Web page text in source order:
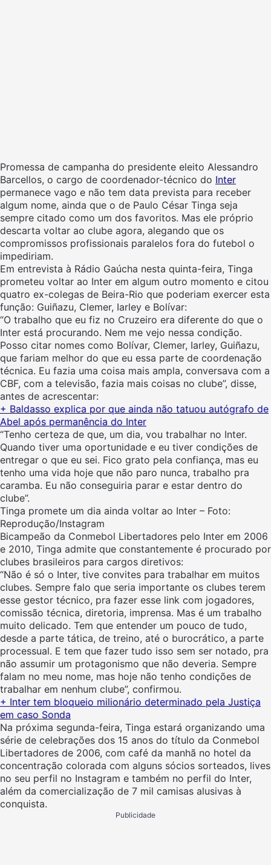
Promessa de campanha do presidente eleito Alessandro
Barcellos, o cargo de coordenador-técnico do Inter
permanece vago e não tem data prevista para receber
algum nome, ainda que o de Paulo César Tinga seja
sempre citado como um dos favoritos. Mas ele próprio
descarta voltar ao clube agora, alegando que os
compromissos profissionais paralelos fora do futebol o
impediriam.
Em entrevista à Rádio Gaúcha nesta quinta-feira, Tinga
prometeu voltar ao Inter em algum outro momento e citou
quatro ex-colegas de Beira-Rio que poderiam exercer esta
função: Guiñazu, Clemer, Iarley e Bolívar:
“O trabalho que eu fiz no Cruzeiro era diferente do que o
Inter está procurando. Nem me vejo nessa condição.
Posso citar nomes como Bolívar, Clemer, Iarley, Guiñazu,
que fariam melhor do que eu essa parte de coordenação
técnica. Eu fazia uma coisa mais ampla, conversava com a
CBF, com a televisão, fazia mais coisas no clube”, disse,
antes de acrescentar:
+ Baldasso explica por que ainda não tatuou autógrafo de
Abel após permanência do Inter
“Tenho certeza de que, um dia, vou trabalhar no Inter.
Quando tiver uma oportunidade e eu tiver condições de
entregar o que eu sei. Fico grato pela confiança, mas eu
tenho uma vida hoje que não paro nunca, trabalho pra
caramba. Eu não conseguiria parar e estar dentro do
clube”.
Tinga promete um dia ainda voltar ao Inter – Foto:
Reprodução/Instagram
Bicampeão da Conmebol Libertadores pelo Inter em 2006
e 2010, Tinga admite que constantemente é procurado por
clubes brasileiros para cargos diretivos:
“Não é só o Inter, tive convites para trabalhar em muitos
clubes. Sempre falo que seria importante os clubes terem
esse gestor técnico, pra fazer esse link com jogadores,
comissão técnica, diretoria, imprensa. Mas é um trabalho
muito delicado. Tem que entender um pouco de tudo,
desde a parte tática, de treino, até o burocrático, a parte
processual. E tem que fazer tudo isso sem ser notado, pra
não assumir um protagonismo que não deveria. Sempre
falam no meu nome, mas hoje não tenho condições de
trabalhar em nenhum clube”, confirmou.
+ Inter tem bloqueio milionário determinado pela Justiça
em caso Sonda
Na próxima segunda-feira, Tinga estará organizando uma
série de celebrações dos 15 anos do título da Conmebol
Libertadores de 2006, com café da manhã no hotel da
concentração colorada com alguns sócios sorteados, lives
no seu perfil no Instagram e também no perfil do Inter,
além da comercialização de 7 mil camisas alusivas à
conquista.
Publicidade